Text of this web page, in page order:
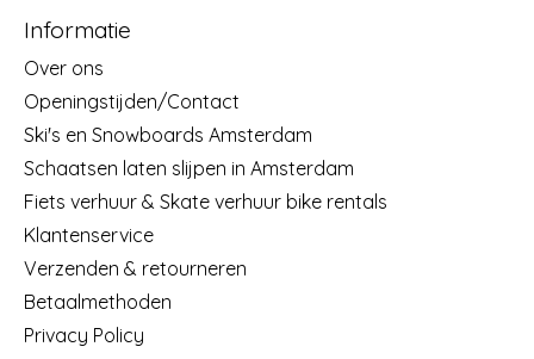
Informatie
Over ons
Openingstijden/Contact
Ski's en Snowboards Amsterdam
Schaatsen laten slijpen in Amsterdam
Fiets verhuur & Skate verhuur bike rentals
Klantenservice
Verzenden & retourneren
Betaalmethoden
Privacy Policy